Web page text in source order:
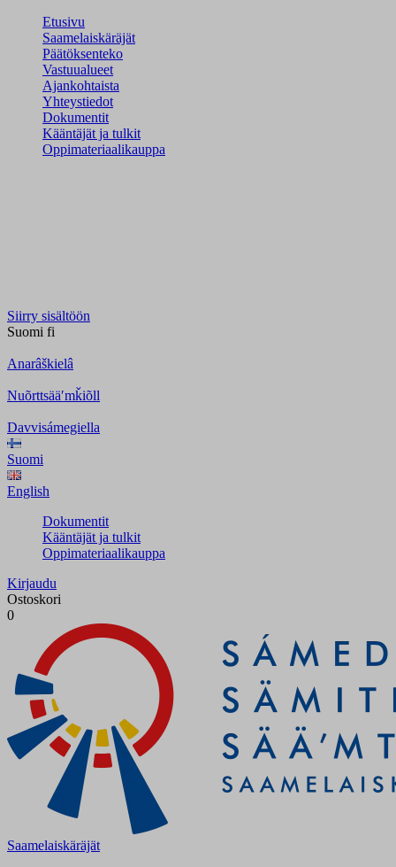
Etusivu
Saamelaiskäräjät
Päätöksenteko
Vastuualueet
Ajankohtaista
Yhteystiedot
Dokumentit
Kääntäjät ja tulkit
Oppimateriaalikauppa
Siirry sisältöön
Suomi fi
Anarâškielâ
Nuõrttsääʹmǩiõll
Davvisámegiella
Suomi
English
Dokumentit
Kääntäjät ja tulkit
Oppimateriaalikauppa
Kirjaudu
Ostoskori
0
Saamelaiskäräjät